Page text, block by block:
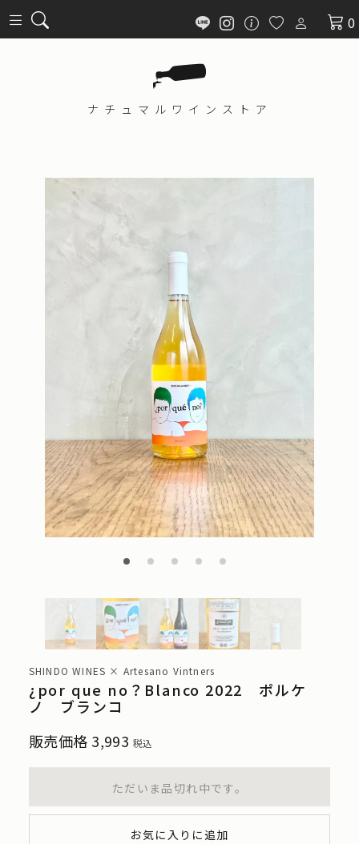
0
ナチュマル ワインストア
SHINDO WINES × Artesano Vintners
¿por que no？Blanco 2022 ポルケ
ノ ブランコ
販売価格 3,993 税込
ただいま品切れ中です。
お気に入りに追加